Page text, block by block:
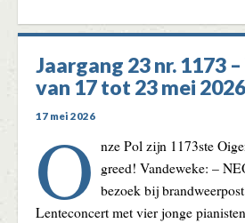
Jaargang 23 nr. 1173
van 17 tot 23 mei 2026
17 mei 2026
O nze Pol zijn 1173ste
greed! Vandeweke: –
bezoek bij
Lenteconcert met vier jonge